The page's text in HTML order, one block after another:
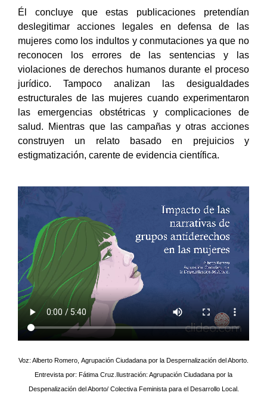
Él concluye que estas publicaciones pretendían
deslegitimar acciones legales en defensa de las
mujeres como los indultos y conmutaciones ya que no
reconocen los errores de las sentencias y las
violaciones de derechos humanos durante el proceso
jurídico. Tampoco analizan las desigualdades
estructurales de las mujeres cuando experimentaron
las emergencias obstétricas y complicaciones de
salud. Mientras que las campañas y otras acciones
construyen un relato basado en prejuicios y
estigmatización, carente de evidencia científica.